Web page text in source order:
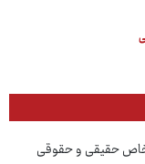
حقیقی و حقوقی